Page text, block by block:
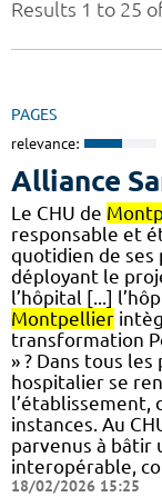
Results 1 to 25
PAGES
relevance:
Alliance
Le CHU de
responsable et
quotidien de ses
déployant le
l’hôpital [...]
Montpellier
transformation
» ? Dans tous
hospitalier se
l’établissement,
instances. Au
parvenus à bâtir
interopérable,
18/02/2026 15:25